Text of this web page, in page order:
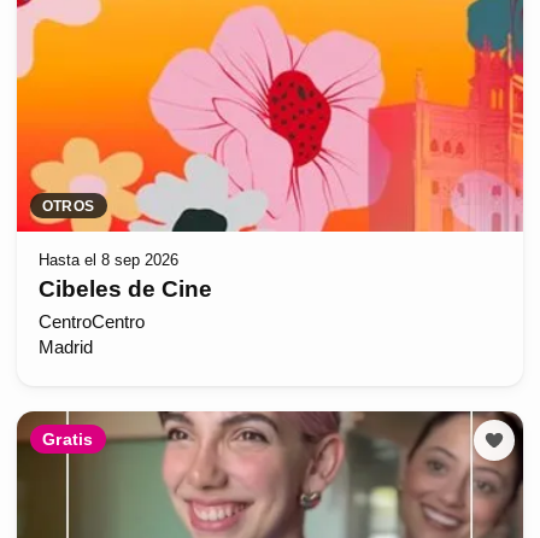
OTROS
Hasta el 8 sep 2026
Cibeles de Cine
CentroCentro
Madrid
Gratis